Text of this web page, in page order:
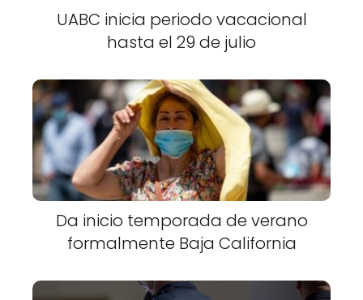
UABC inicia periodo vacacional
hasta el 29 de julio
Da inicio temporada de verano
formalmente Baja California